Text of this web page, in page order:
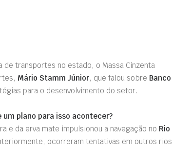
transportes no estado, o Massa Cinzenta
Mário Stamm Júnior, que falou sobre Banco
para o desenvolvimento do setor.
um plano para isso acontecer?
e da erva mate impulsionou a navegação no Rio
ocorreram tentativas em outros rios